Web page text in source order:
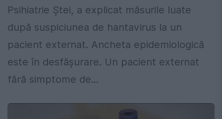
Psihiatrie Ștei, a explicat măsurile luate
după suspiciunea de hantavirus la un
pacient externat. Ancheta epidemiologică
este în desfășurare. Un pacient externat
fără simptome de...